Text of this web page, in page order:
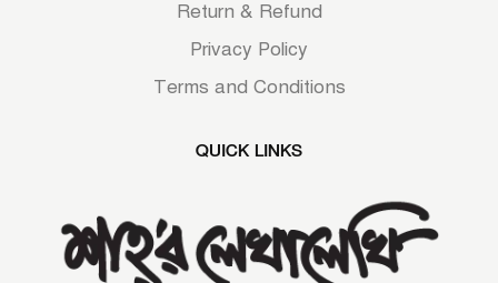
Return & Refund
Privacy Policy
Terms and Conditions
QUICK LINKS